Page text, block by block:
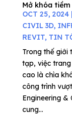
Mở khóa
OCT 25, 2024|
CIVIL 3D,
REVIT, TIN
Trong thế giới
tạp, việc
cao là chìa
công trình
Engineering &
cung...